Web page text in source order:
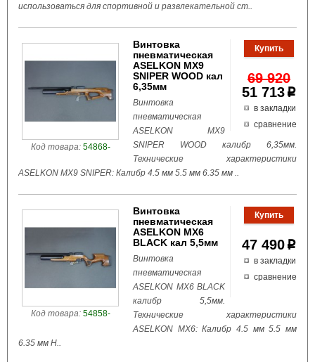
использоваться для спортивной и развлекательной ст..
69 920
51 713 p
в закладки
сравнение
Код товара:54868-
Винтовка
пневматическая
ASELKON MX9
SNIPER WOOD кал
6,35мм
Винтовка
пневматическая
ASELKON MX9
SNIPER WOOD калибр 6,35мм.
Технические характеристики
ASELKON MX9 SNIPER: Калибр 4.5 мм 5.5 мм 6.35 мм ..
47 490 p
в закладки
сравнение
Код товара:54858-
Винтовка
пневматическая
ASELKON MX6
BLACK кал 5,5мм
Винтовка
пневматическая
ASELKON MX6 BLACK
калибр 5,5мм.
Технические характеристики
ASELKON MX6: Калибр 4.5 мм 5.5 мм
6.35 мм Н..